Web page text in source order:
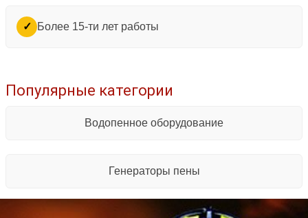
✓ Более 15-ти лет работы
Популярные категории
Водопенное оборудование
Генераторы пены